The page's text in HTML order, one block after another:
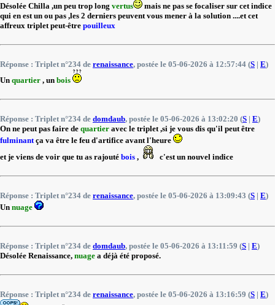
Désolée Chilla ,un peu trop long vertus
mais ne pas se focaliser sur cet indice
qui en est un ou pas ,les 2 derniers peuvent vous mener à la solution ....et cet
affreux triplet peut-être pouilleux
Réponse : Triplet n°234 de renaissance, postée le 05-06-2026 à 12:57:44 (S | E)
Un quartier , un bois
Réponse : Triplet n°234 de domdaub, postée le 05-06-2026 à 13:02:20 (S | E)
On ne peut pas faire de quartier avec le triplet ,si je vous dis qu'il peut être
fulminant ça va être le feu d'artifice avant l'heure
et je viens de voir que tu as rajouté bois , c'est un nouvel indice
Réponse : Triplet n°234 de renaissance, postée le 05-06-2026 à 13:09:43 (S | E)
Un nuage
Réponse : Triplet n°234 de domdaub, postée le 05-06-2026 à 13:11:59 (S | E)
Désolée Renaissance, nuage a déjà été proposé.
Réponse : Triplet n°234 de renaissance, postée le 05-06-2026 à 13:16:59 (S | E)